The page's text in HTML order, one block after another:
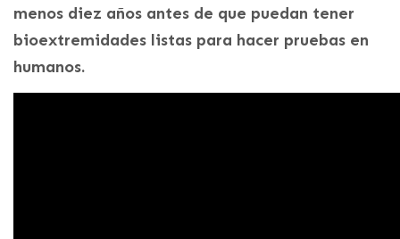
menos diez años antes de que puedan tener
bioextremidades listas para hacer pruebas en
humanos.